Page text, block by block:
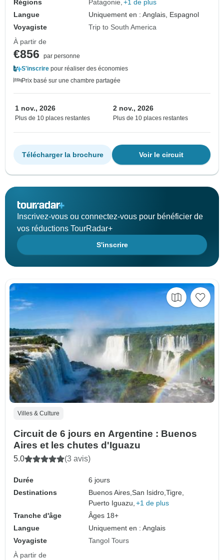
Régions
Patagonie +1 de plus
Langue
Uniquement en : Anglais, Espagnol
Voyagiste
Trip to South America
À partir de
€856
par personne
S'inscrire pour réaliser des économies
Prix basé sur une chambre partagée
1 nov., 2026
Plus de 10 places restantes
2 nov., 2026
Plus de 10 places restantes
Voir le circuit
Télécharger la brochure
Inscrivez-vous ou connectez-vous pour bénéficier de
vos réductions TourRadar+
S'inscrire
Villes & Culture
Circuit de 6 jours en Argentine : Buenos
Aires et les chutes d'Iguazu
5.0 (3 avis)
Durée
6 jours
Destinations
Buenos Aires,San Isidro,Tigre,
Puerto Iguazu, +1 de plus
Tranche d'âge
Âges 18+
Langue
Uniquement en : Anglais
Voyagiste
Tangol Tours
À partir de